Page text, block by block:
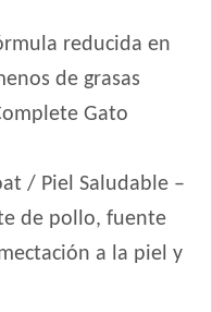
/ Healthy Weight
reducida en
de grasas
Gato
/ Piel Saludable –
de pollo, fuente
a la piel y